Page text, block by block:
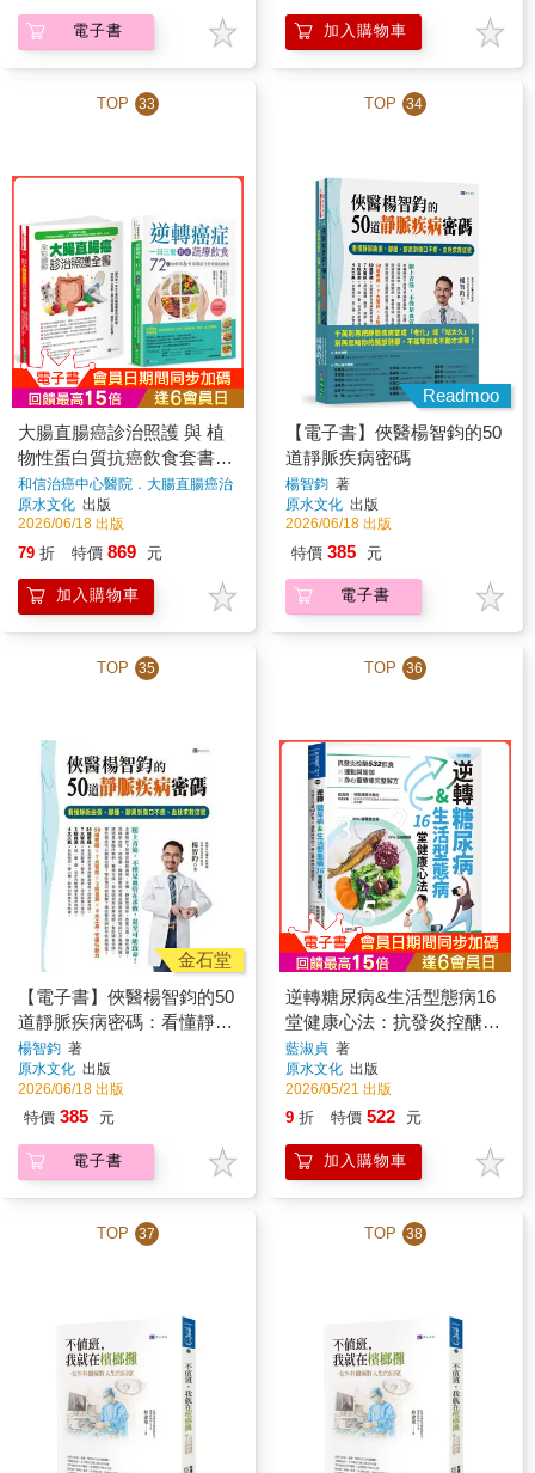
電子書 加入購物車
TOP 33
大腸直腸癌診治照護 與 植
物性蛋白質抗癌飲食套書
(共2本)：全彩圖解 大腸直
腸癌診治照護全書+逆轉癌
症，一日三餐對症蔬療飲食
和信治癌中心醫院．大腸直腸癌治
療團隊、張金堅、柳秀乖◎合著
著
原水文化 出版
2026/06/18 出版
79 折 特價 869 元
加入購物車
TOP 34
Readmoo
【電子書】俠醫楊智鈞的50
道靜脈疾病密碼
楊智鈞 著
原水文化 出版
2026/06/18 出版
特價 385 元
電子書
TOP 35
金石堂
【電子書】俠醫楊智鈞的50
道靜脈疾病密碼：看懂靜脈
曲張、腳腫、腳黑到傷口不
癒、血栓求救信號
楊智鈞 著
原水文化 出版
2026/06/18 出版
特價 385 元
電子書
TOP 36
逆轉糖尿病&生活型態病16
堂健康心法：抗發炎控醣
532飲食 × 運動與瑜伽 × 身
心靈療癒完整解方
藍淑貞 著
原水文化 出版
2026/05/21 出版
9 折 特價 522 元
加入購物車
TOP 37 TOP 38